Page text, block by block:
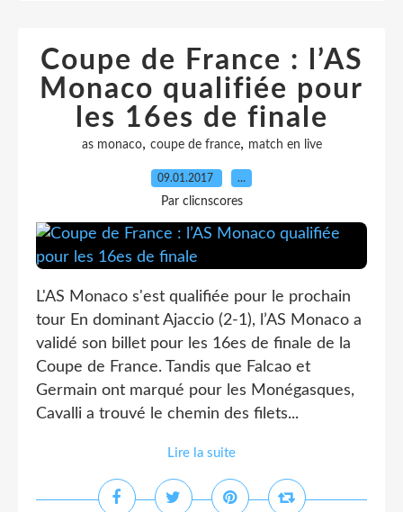
Coupe de France : l’AS
Monaco qualifiée pour
les 16es de finale
as monaco, coupe de france, match en live
09.01.2017 …
Par clicnscores
L'AS Monaco s'est qualifiée pour le prochain
tour En dominant Ajaccio (2-1), l’AS Monaco a
validé son billet pour les 16es de finale de la
Coupe de France. Tandis que Falcao et
Germain ont marqué pour les Monégasques,
Cavalli a trouvé le chemin des filets...
Lire la suite